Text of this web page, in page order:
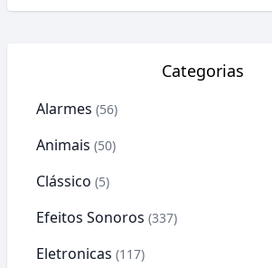
Categorias
Alarmes (56)
Animais (50)
Clássico (5)
Efeitos Sonoros (337)
Eletronicas (117)